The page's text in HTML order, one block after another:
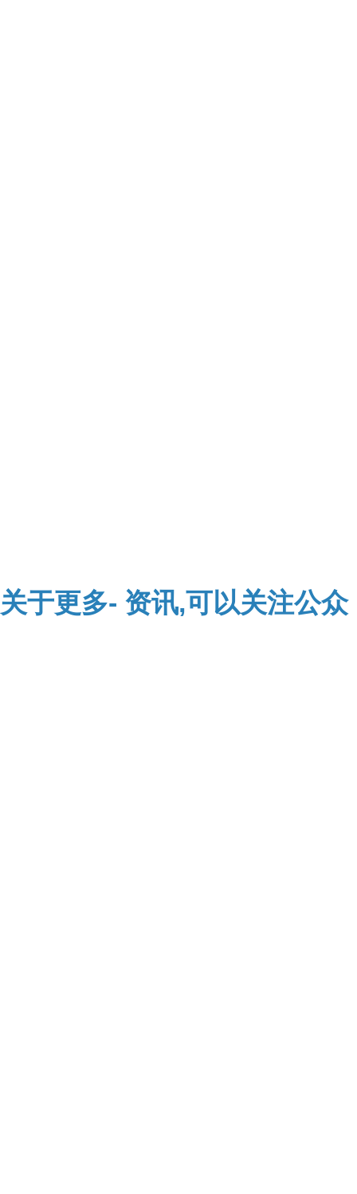
关于更多- 资讯,可以关注公众